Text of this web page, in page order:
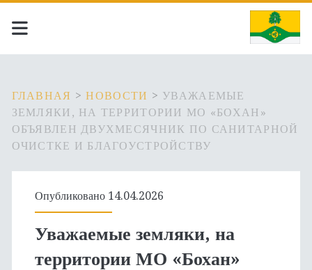
ГЛАВНАЯ >НОВОСТИ > УВАЖАЕМЫЕ
ЗЕМЛЯКИ, НА ТЕРРИТОРИИ МО «БОХАН»
ОБЪЯВЛЕН ДВУХМЕСЯЧНИК ПО САНИТАРНОЙ
ОЧИСТКЕ И БЛАГОУСТРОЙСТВУ
Опубликовано 14.04.2026
Уважаемые земляки, на
территории МО «Бохан»